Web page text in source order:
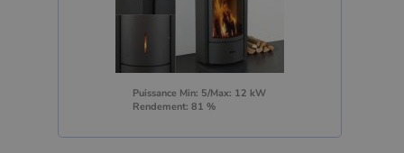
Puissance Min: 5/Max: 12 kW
Rendement: 81 %